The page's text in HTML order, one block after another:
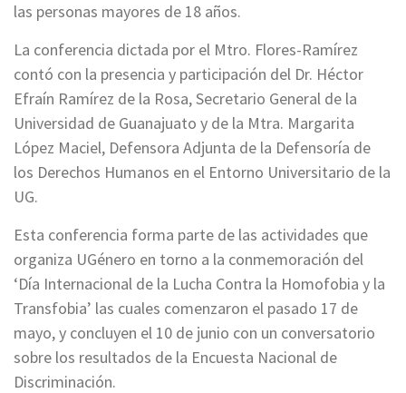
las personas mayores de 18 años.
La conferencia dictada por el Mtro. Flores-Ramírez
contó con la presencia y participación del Dr. Héctor
Efraín Ramírez de la Rosa, Secretario General de la
Universidad de Guanajuato y de la Mtra. Margarita
López Maciel, Defensora Adjunta de la Defensoría de
los Derechos Humanos en el Entorno Universitario de la
UG.
Esta conferencia forma parte de las actividades que
organiza UGénero en torno a la conmemoración del
‘Día Internacional de la Lucha Contra la Homofobia y la
Transfobia’ las cuales comenzaron el pasado 17 de
mayo, y concluyen el 10 de junio con un conversatorio
sobre los resultados de la Encuesta Nacional de
Discriminación.